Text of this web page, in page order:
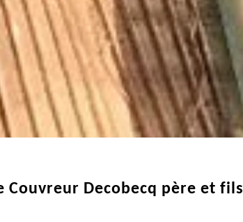
Couvreur Decobecq père et fils